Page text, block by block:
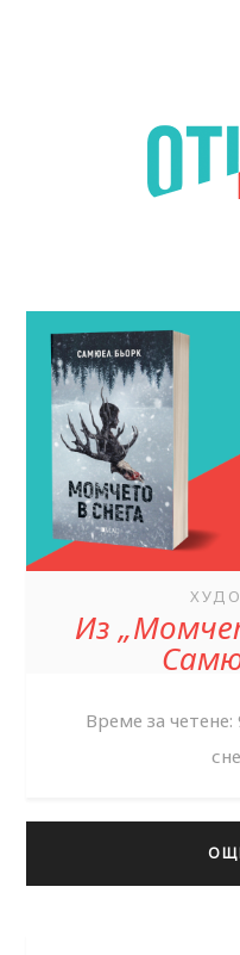
Из
Време за